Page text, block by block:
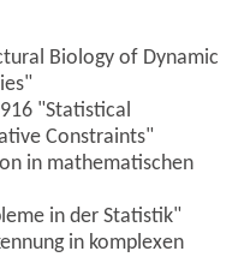
Biology of Dynamic
"Statistical
Constraints"
in mathematischen
in der Statistik"
in komplexen